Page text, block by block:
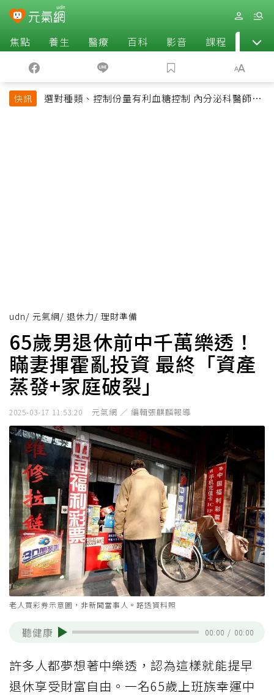
焦點 養生 醫療 百科 影音 課程 退休
快訊
選對種類、控制份量有利血糖控制 內分泌科醫師最
udn/ 元氣網/ 退休力/ 理財準備
65歲男退休前中千萬樂透！
瞞妻揮霍亂投資 最終「資產
蒸發+家庭破裂」
2025-03-17 11:53:20 元氣網 ／ 編輯張麒麟報導
老人買彩券示意圖，非新聞當事人。路透資料照
聽健康 00:00 / 00:00
許多人都夢想著中樂透，認為這樣就能提早
退休享受財富自由。一名65歲上班族幸運中